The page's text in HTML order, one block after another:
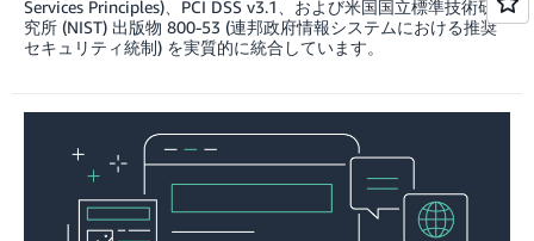
Services Principles)、PCI DSS v3.1、および米国国立標準技術研
究所 (NIST) 出版物 800-53 (連邦政府情報システムにおける推奨
セキュリティ統制) を実質的に統合しています。